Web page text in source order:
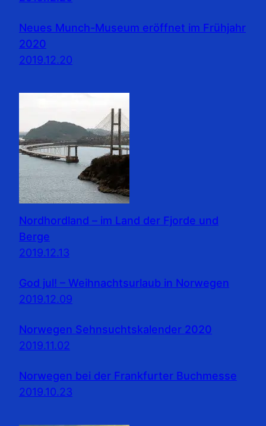
Neues Munch-Museum eröffnet im Frühjahr
2020
2019.12.20
Nordhordland – im Land der Fjorde und
Berge
2019.12.13
God jul! – Weihnachtsurlaub in Norwegen
2019.12.09
Norwegen Sehnsuchtskalender 2020
2019.11.02
Norwegen bei der Frankfurter Buchmesse
2019.10.23